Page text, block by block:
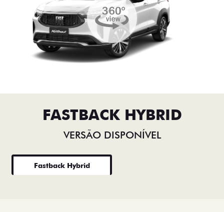
FASTBACK HYBRID
VERSÃO DISPONÍVEL
Fastback Hybrid